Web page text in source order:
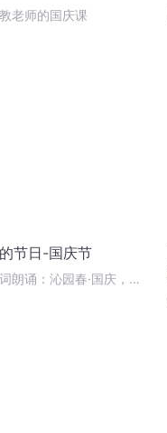
老师的国庆课
节日-国庆节
朗诵：沁园春·国庆，朗